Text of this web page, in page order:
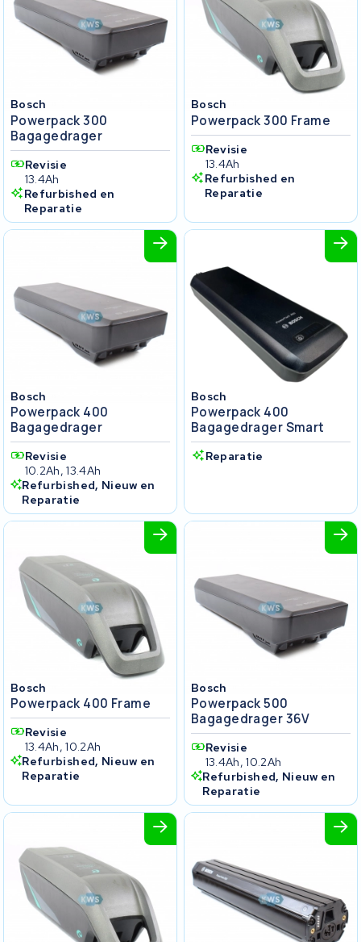
Bosch
Powerpack 300
Bagagedrager
Revisie
13.4Ah
Refurbished en
Reparatie
Bosch
Powerpack 300 Frame
Revisie
13.4Ah
Refurbished en
Reparatie
Bosch
Powerpack 400
Bagagedrager
Revisie
10.2Ah, 13.4Ah
Refurbished, Nieuw en
Reparatie
Bosch
Powerpack 400
Bagagedrager Smart
Reparatie
Bosch
Powerpack 400 Frame
Revisie
13.4Ah, 10.2Ah
Refurbished, Nieuw en
Reparatie
Bosch
Powerpack 500
Bagagedrager 36V
Revisie
13.4Ah, 10.2Ah
Refurbished, Nieuw en
Reparatie